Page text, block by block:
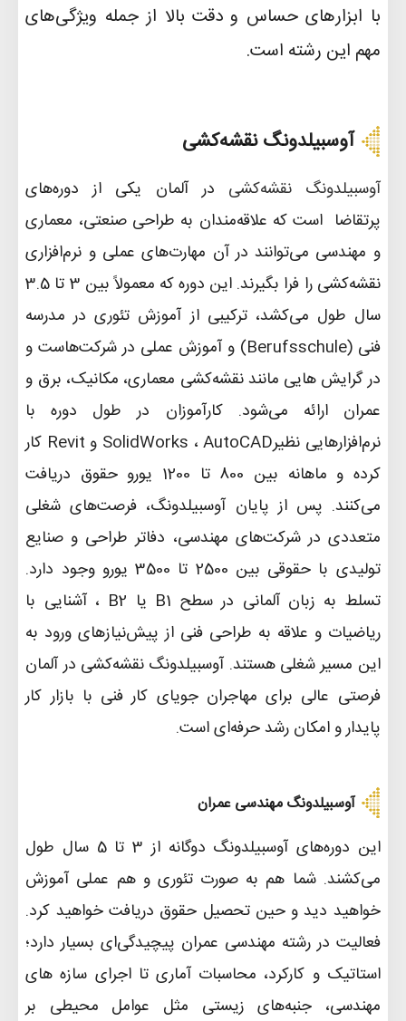
با ابزارهای حساس و دقت بالا از جمله ویژگی‌های
مهم این رشته است.
آوسبیلدونگ نقشه‌کشی
آوسبیلدونگ نقشه‌کشی در آلمان
یکی از دوره‌های
پرتقاضا است که علاقه‌مندان به طراحی صنعتی، معماری
و مهندسی می‌توانند در آن مهارت‌های عملی و نرم‌افزاری
نقشه‌کشی را فرا بگیرند. این دوره که معمولاً بین 3 تا 3.5
سال طول می‌کشد، ترکیبی از آموزش تئوری در مدرسه
فنی (Berufsschule)و آموزش عملی در شرکت‌هاست و
در گرایش‌ هایی مانند نقشه‌کشی معماری، مکانیک، برق و
عمران ارائه می‌شود. کارآموزان در طول دوره با
نرم‌افزارهایی نظیرAutoCAD ، SolidWorks
کار
کرده و ماهانه بین 800 تا 1200 یورو حقوق دریافت
می‌کنند. پس از پایان آوسبیلدونگ، فرصت‌های شغلی
متعددی در شرکت‌های مهندسی، دفاتر طراحی و صنایع
تولیدی با حقوقی بین 2500 تا 3500 یورو وجود دارد.
تسلط به زبان آلمانی در سطح B1 یا B2 ، آشنایی با
ریاضیات و علاقه به طراحی فنی از پیش‌نیازهای ورود به
این مسیر شغلی هستند. آوسبیلدونگ نقشه‌کشی در آلمان
فرصتی عالی برای مهاجران جویای کار فنی با بازار کار
پایدار و امکان رشد حرفه‌ای است.
آوسبیلدونگ مهندسی عمران
این دوره‌های آوسبیلدونگ دوگانه از 3 تا 5 سال طول
می‌کشند. شما هم به صورت تئوری و هم عملی آموزش
خواهید دید و حین تحصیل حقوق دریافت خواهید کرد.
فعالیت در رشته مهندسی عمران پیچیدگی‌ای بسیار دارد؛
استاتیک و کارکرد، محاسبات آماری تا اجرای سازه های
مهندسی، جنبه‌های زیستی مثل عوامل محیطی بر